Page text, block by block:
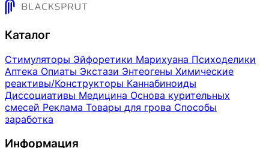
Каталог
Стимуляторы Эйфоретики Марихуана Психоделики
Аптека Опиаты Экстази Энтеогены Химические
реактивы/Конструкторы Каннабиноиды
Диссоциативы Медицина Основа курительных
смесей Реклама Товары для грова Способы
заработка
Информация